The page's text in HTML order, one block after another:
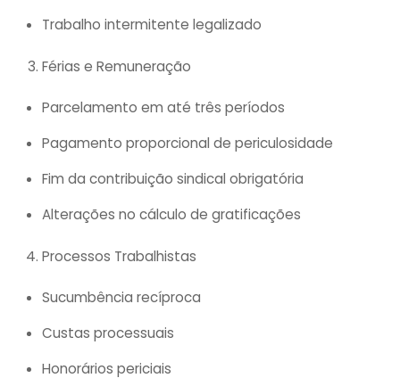
Trabalho intermitente legalizado
Férias e Remuneração
Parcelamento em até três períodos
Pagamento proporcional de periculosidade
Fim da contribuição sindical obrigatória
Alterações no cálculo de gratificações
Processos Trabalhistas
Sucumbência recíproca
Custas processuais
Honorários periciais